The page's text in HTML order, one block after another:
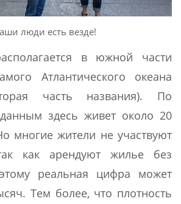
люди есть везде!
в южной части
Атлантического океана
часть названия). По
здесь живет около 20
многие жители не участвуют
как арендуют жилье без
реальная цифра может
Тем более, что плотность